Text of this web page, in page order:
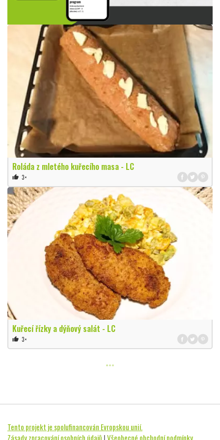
Roláda z mletého kuřecího masa - LC
thumb_up 3×
Kuřecí řízky a dýňový salát - LC
thumb_up 3×
Tento projekt je spolufinancován Evropskou unií.
Zásady zpracování osobních údajů |Všeobecné obchodní podmínky